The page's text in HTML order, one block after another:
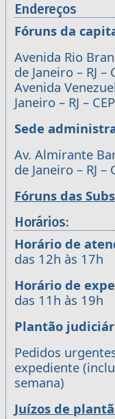
Endereços
Fóruns da
Avenida Rio
de Janeiro – RJ
Avenida
Janeiro – RJ –
Sede
Av. Almirante
de Janeiro – RJ –
Fóruns das
Horários:
Horário de
das 12h às 17h
Horário de
das 11h às 19h
Plantão
Pedidos
expediente
semana)
Juízos de